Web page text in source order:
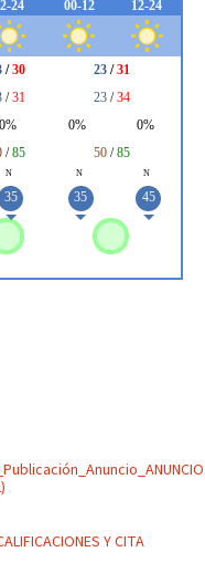
Y CITA